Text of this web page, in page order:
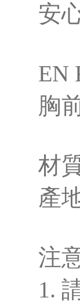
安
EN
胸
材
產
注
1.